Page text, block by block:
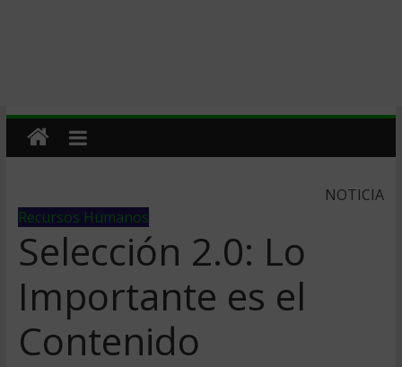
NOTICIA
Recursos Humanos
Selección 2.0: Lo
Importante es el
Contenido